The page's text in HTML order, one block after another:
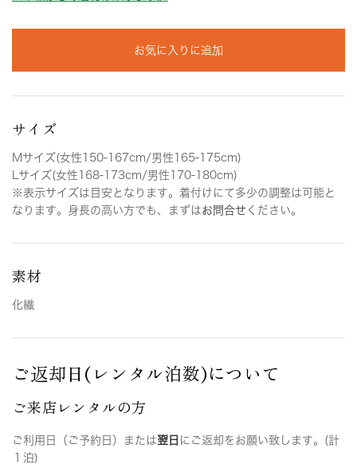
お気に入りに追加
サイズ
Mサイズ(女性150-167cm/男性165-175cm)
Lサイズ(女性168-173cm/男性170-180cm)
※表示サイズは目安となります。着付けにて多少の調整は可能と
なります。身長の高い方でも、まずはお問合せ ください。
素材
化繊
ご返却日(レンタル泊数)について
ご来店レンタルの方
ご利用日（ご予約日）または翌日 にご返却をお願い致します。(計
１泊)